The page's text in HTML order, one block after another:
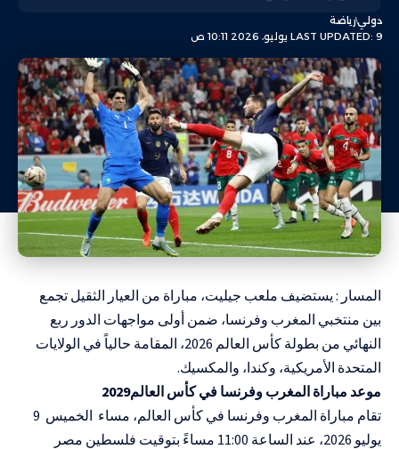
LAST UPDATED: 9 يوليو، 2026 10:11 ص
دوليرياضة
المسار : يستضيف ملعب جيليت، مباراة من العيار الثقيل تجمع
بين منتخبي المغرب وفرنسا، ضمن أولى مواجهات الدور ربع
النهائي من بطولة كأس العالم 2026، المقامة حالياً في الولايات
المتحدة الأمريكية، وكندا، والمكسيك.
موعد مباراة المغرب وفرنسا في كأس العالم2029
تقام مباراة المغرب وفرنسا في كأس العالم، مساء الخميس 9
يوليو 2026، عند الساعة 11:00 مساءً بتوقيت فلسطين مصر